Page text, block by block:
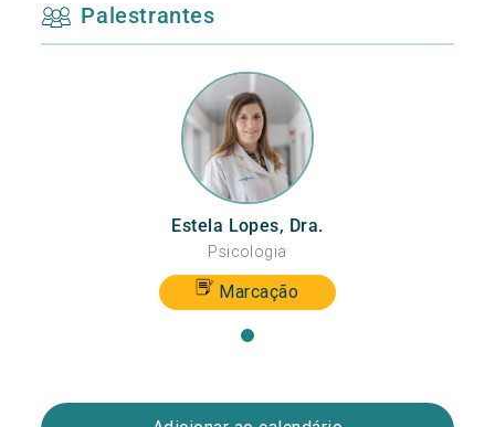
Palestrantes
Estela Lopes, Dra.
Psicologia
Marcação